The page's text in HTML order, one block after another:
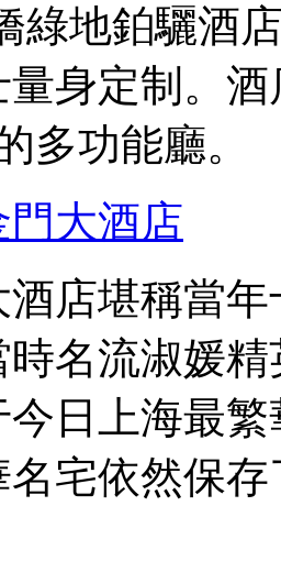
綠地鉑驪酒
身定制。
多功能廳。
門大酒店
酒店堪稱當
名流淑媛
日上海最
宅依然保